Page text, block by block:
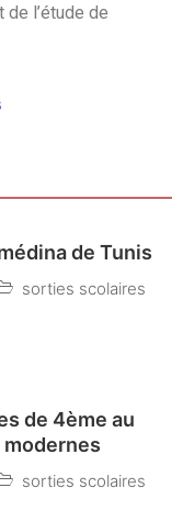
l’étude de
de Tunis
sorties scolaires
de 4ème au
sorties scolaires